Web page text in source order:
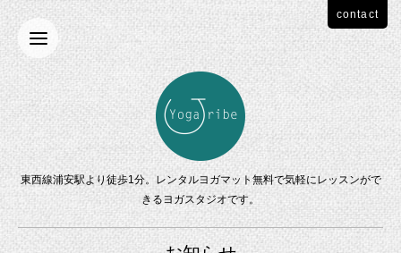
東西線浦安駅より徒歩1分。レンタルヨガマット無料で気軽にレッスンがで
きるヨガスタジオです。
contact